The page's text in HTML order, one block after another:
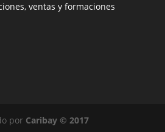
ventas y formaciones
por Caribay © 2017